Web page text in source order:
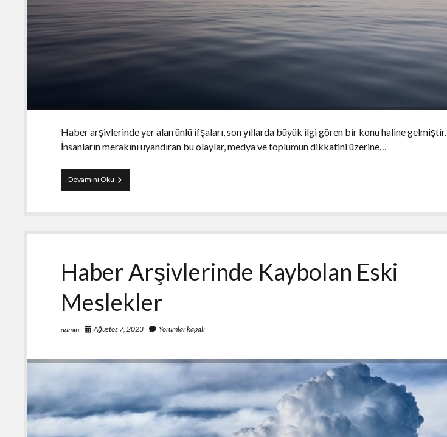
Haber arşivlerinde yer alan ünlü ifşaları, son yıllarda büyük ilgi gören bir konu haline gelmiştir.
İnsanların merakını uyandıran bu olaylar, medya ve toplumun dikkatini üzerine…
Devamını Oku Haber
Arşivinde
Alan
İfşaları
Haber Arşivlerinde Kaybolan Eski
Meslekler
admin Ağustos 7, 2023 Yorumlar kapalı